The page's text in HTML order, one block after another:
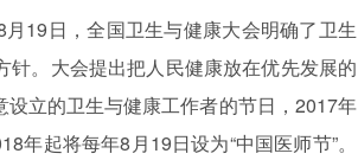
月19日，全国卫生与健康大会明确了卫生
。大会提出把人民健康放在优先发展的
立的卫生与健康工作者的节日， 2017年
年起将每年8 月19日设为“中国医师节”。